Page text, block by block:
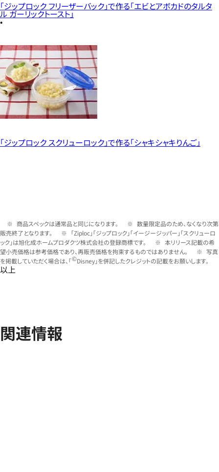
「ジップロック フリーザーバック」で作る「エビとアボカドのタルタ
ル ガーリックトースト」
「ジップロック スクリューロック」で作る「シャキシャキりんご」
商品スペックは通常品と同じになります。
数量限定品のため、なくなり次第
販売終了となります。
「Ziploc」「ジップロック」「イージージッパー」「スクリューロ
ック」は旭化成ホームプロダクツ株式会社の登録商標です。
本リリース記載の希
望小売価格は参考価格であり、再販売価格を拘束するものではありません。
写真
を掲載していただく場合は、「©Disney」を併記したクレジットの記載をお願いします。
以上
関連情報